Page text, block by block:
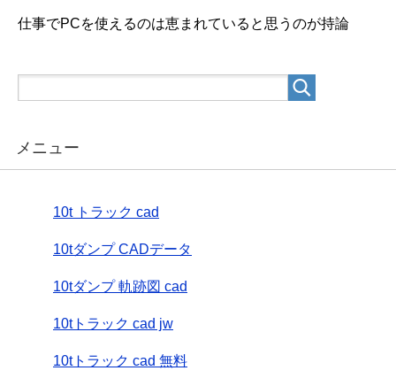
仕事でPCを使えるのは恵まれていると思うのが持論
メニュー
10t トラック cad
10tダンプ CADデータ
10tダンプ 軌跡図 cad
10tトラック cad jw
10tトラック cad 無料